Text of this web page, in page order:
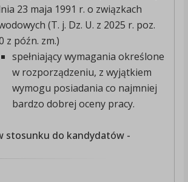
23 maja 1991 r. o związkach
(T. j. Dz. U. z 2025 r. poz.
z późn. zm.)
spełniający wymagania określone
w rozporządzeniu, z wyjątkiem
wymogu posiadania co najmniej
bardzo dobrej oceny pracy.
stosunku do kandydatów -